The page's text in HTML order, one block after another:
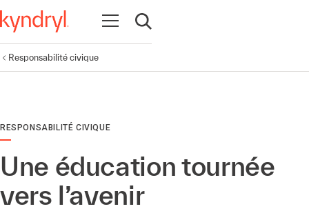
Ouvrir la navigation
Ouvrir la recherche
Responsabilité civique
RESPONSABILITÉ CIVIQUE
Une éducation tournée
vers l’avenir